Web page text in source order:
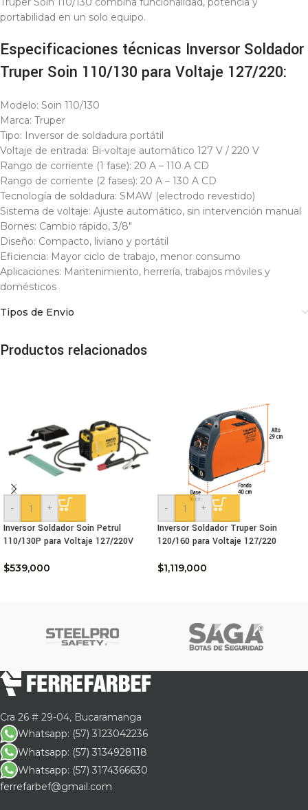
portabilidad en un solo equipo.
Especificaciones técnicas Inversor Soldador
Truper Soin 110/130 para Voltaje 127/220:
Modelo: Soin 110/130
Marca: Truper
Tipo: Inversor de soldadura portátil
Voltaje de entrada: Bi-voltaje automático 127 V / 220 V
Rango de corriente (1 fase): 20 A – 110 A CD
Rango de corriente (2 fases): 20 A – 130 A CD
Tecnología de soldadura: SMAW (electrodo revestido)
Sistema de voltaje: Ajuste automático, sin intervención manual
Bornes: Cambio rápido, 3/8″
Diseño: Compacto, liviano y portátil
Eficiencia: Mayor ciclo de trabajo, menor consumo
Aplicaciones: Mantenimiento, herrería, trabajos móviles y
domésticos
Tipos de Envio
Productos relacionados
-
+
Inversor Soldador Soin Petrul
110/130P para Voltaje 127/220V
$539,000
-
+
Inversor Soldador Truper Soin
120/160 para Voltaje 127/220
$1,119,000
Cra 26 # 29-04, Bucaramanga
Whatsapp: (57) 3123042236
Whatsapp: (57) 3134928118
Whatsapp: (57) 3174366630
ferrefarbef@gmail.com